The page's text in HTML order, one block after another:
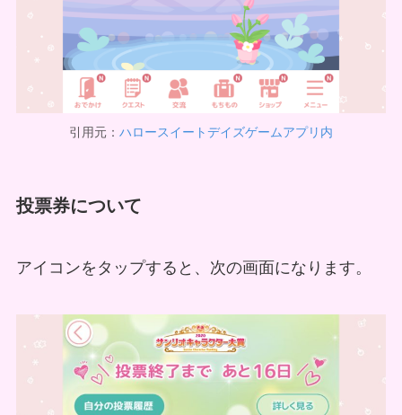
引用元： ハロースイートデイズゲームアプリ内
投票券について
アイコンをタップすると、次の画面になります。